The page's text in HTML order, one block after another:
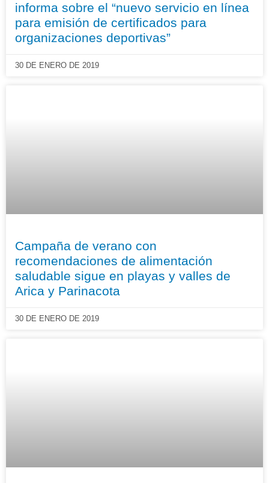
informa sobre el “nuevo servicio en línea
para emisión de certificados para
organizaciones deportivas”
30 DE ENERO DE 2019
Campaña de verano con
recomendaciones de alimentación
saludable sigue en playas y valles de
Arica y Parinacota
30 DE ENERO DE 2019